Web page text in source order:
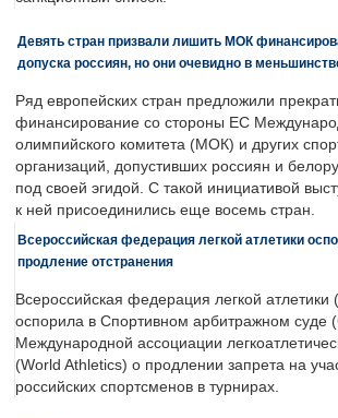
Девять стран призвали лишить МОК
допуска россиян, но они очевидно в
Ряд европейских стран предложили
финансирование со стороны ЕС
олимпийского комитета (МОК) и других
организаций, допустивших россиян и
под своей эгидой. С такой инициативой
к ней присоединились еще восемь стран.
Всероссийская федерация легкой атлетики
продление отстранения
Всероссийская федерация легкой
оспорила в Спортивном арбитражном суде
Международной ассоциации
(World Athletics) о продлении запрета на
российских спортсменов в турнирах.